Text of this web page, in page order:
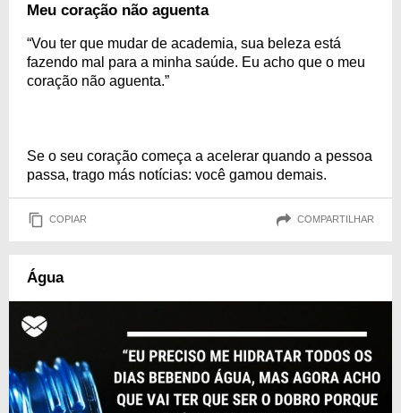
Meu coração não aguenta
“Vou ter que mudar de academia, sua beleza está
fazendo mal para a minha saúde. Eu acho que o meu
coração não aguenta.”
Se o seu coração começa a acelerar quando a pessoa
passa, trago más notícias: você gamou demais.
COPIAR COMPARTILHAR
Água